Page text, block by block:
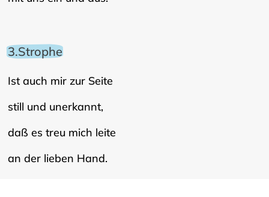
3.Strophe
Ist auch mir zur Seite
still und unerkannt,
daß es treu mich leite
an der lieben Hand.